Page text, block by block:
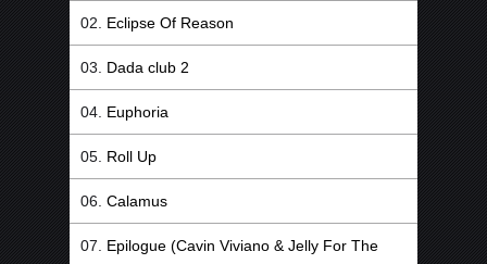
Eclipse Of Reason
Dada club 2
Euphoria
Roll Up
Calamus
Epilogue (Cavin Viviano & Jelly For The